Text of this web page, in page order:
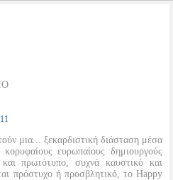
μια... ξεκαρδιστική διάσταση μέσα
ευρωπαίους δημιουργούς
και πρωτότυπο, συχνά καυστικό και
πρόστυχο ή προσβλητικό, το Happy